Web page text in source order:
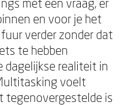
en voor je het
verder zonder dat
te hebben
dagelijkse realiteit in
voelt
tegenovergestelde is